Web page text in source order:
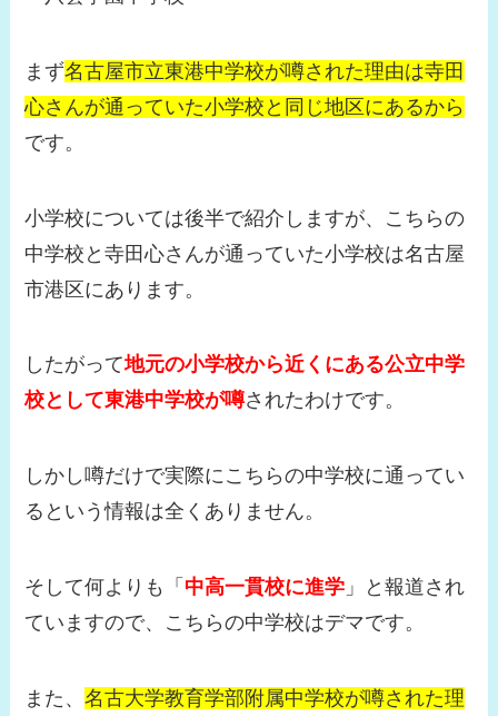
まず名古屋市立東港中学校が噂された理由は寺田
心さんが通っていた小学校と同じ地区にあるから
です。
小学校については後半で紹介しますが、こちらの
中学校と寺田心さんが通っていた小学校は名古屋
市港区にあります。
したがって地元の小学校から近くにある公立中学
校として東港中学校が噂されたわけです。
しかし噂だけで実際にこちらの中学校に通ってい
るという情報は全くありません。
そして何よりも「 中高一貫校に進学 」と報道され
ていますので、こちらの中学校はデマです。
また、名古大学教育学部附属中学校が噂された理